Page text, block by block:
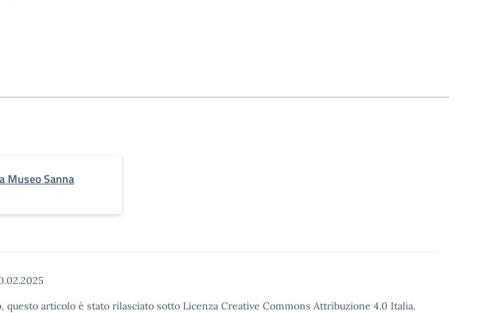
Museo Sanna
questo articolo è stato rilasciato sotto Licenza Creative Commons Attribuzione 4.0 Italia.